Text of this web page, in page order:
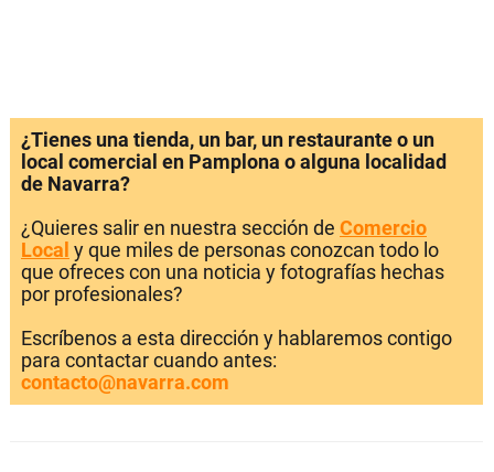
¿Tienes una tienda, un bar, un restaurante o un
local comercial en Pamplona o alguna localidad
de Navarra?
¿Quieres salir en nuestra sección de Comercio
Local y que miles de personas conozcan todo lo
que ofreces con una noticia y fotografías hechas
por profesionales?
Escríbenos a esta dirección y hablaremos contigo
para contactar cuando antes:
contacto@navarra.com